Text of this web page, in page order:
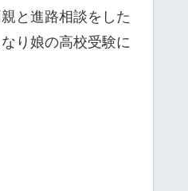
と進路相談をした
り娘の高校受験に